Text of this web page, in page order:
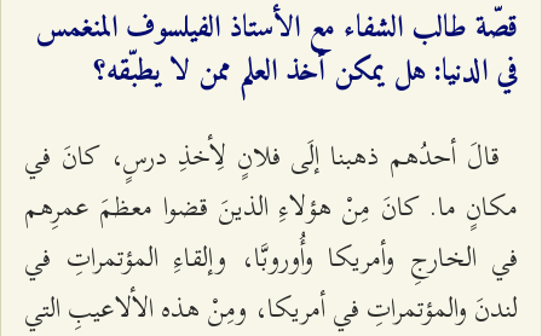
قصّة طالب الشفاء مع الأستاذ الفيلسوف المنغمس
في الدنيا: هل يمكن أخذ العلم ممن لا يطبّقه؟
قالَ أحدُهم ذهبنا إلَى فلانٍ لِأخذِ درسٍ، كانَ في
مكانٍ ما. كانَ مِنْ هؤلاءِ الذینَ قضوا معظمَ عمرِهم
في الخارجِ وأمریكا وأُوروبَّا، وإلقاءِ المؤتمراتِ في
لندنَ والمؤتمراتِ في أمریكا، ومِنْ هذه الألاعیبِ التي